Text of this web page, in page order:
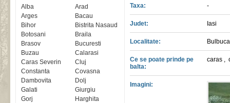
Alba
Arad
Arges
Bacau
Bihor
Bistrita Nasaud
Botosani
Braila
Brasov
Bucuresti
Buzau
Calarasi
Caras Severin
Cluj
Constanta
Covasna
Dambovita
Dolj
Galati
Giurgiu
Gorj
Harghita
Taxa: -
Judet: Iasi
Localitate:
Ce se poate prinde pe
balta:
caras ,
Imagini: